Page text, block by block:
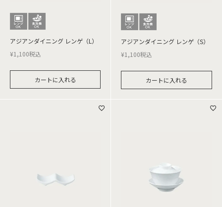
アジアンダイニング レンゲ（L）
¥1,100税込
カートに入れる
アジアンダイニング レンゲ（S）
¥1,100税込
カートに入れる